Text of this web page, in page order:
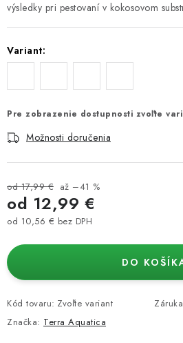
výsledky pri pestovaní v kokosovom
Variant:
Pre zobrazenie dostupnosti zvoľte
Možnosti doručenia
od 17,99 € až –41 %
od 12,99 €
od 10,56 € bez DPH
DO
Kód tovaru: Zvoľte variant Záruka
Značka: Terra Aquatica